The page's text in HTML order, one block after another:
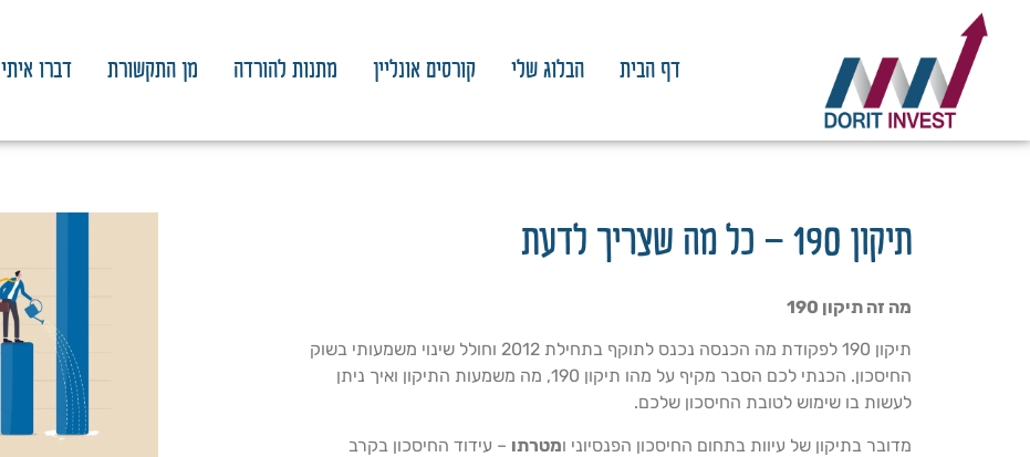
דף הבית הבלוג שלי קורסים אונליין מתנות להורדה מן התקשורת דברו איתי
תיקון 190 – כל מה שצריך לדעת
מה זה תיקון 190
תיקון 190 לפקודת מה הכנסה נכנס לתוקף בתחילת 2012 וחולל שינוי משמעותי בשוק
החיסכון. הכנתי לכם הסבר מקיף על מהו תיקון 190, מה משמעות התיקון ואיך ניתן
לעשות בו שימוש לטובת החיסכון שלכם.
מדובר בתיקון של עיוות בתחום החיסכון הפנסיוני ומטרתו – עידוד החיסכון בקרב